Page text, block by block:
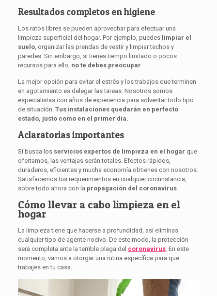
Resultados completos en higiene
Los ratos libres se pueden aprovechar para efectuar una
limpieza superficial del hogar. Por ejemplo, puedes limpiar el
suelo, organizar las prendas de vestir y limpiar techos y
paredes. Sin embargo, si tienes tiempo limitado o pocos
recursos para ello, no te debes preocupar.
La mejor opción para evitar el estrés y los trabajos que terminen
en agotamiento es delegar las tareas. Nosotros somos
especialistas con años de experiencia para solventar todo tipo
de situación. Tus instalaciones quedarán en perfecto
estado, justo como en el primer día.
Aclaratorias importantes
Si busca los servicios expertos de limpieza en el hogar que
ofertamos, las ventajas serán totales. Efectos rápidos,
duraderos, eficientes y mucha economía obtienes con nosotros.
Satisfacemos tus requerimientos en cualquier circunstancia,
sobre todo ahora con la propagación del coronavirus.
Cómo llevar a cabo limpieza en el
hogar
La limpieza tiene que hacerse a profundidad, así eliminas
cualquier tipo de agente nocivo. De este modo, la protección
será completa ante la terrible plaga del coronavirus. En este
momento, vamos a otorgar una rutina específica para que
trabajes en tu casa.